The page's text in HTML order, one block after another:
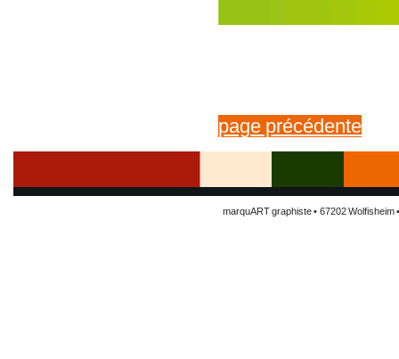
page précédente
marquART graphiste • 67202 Wolfisheim